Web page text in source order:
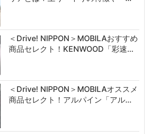
＜Drive! NIPPON＞MOBILAおすすめ
商品セレクト！KENWOOD「彩速…
＜Drive! NIPPON＞MOBILAオススメ
商品セレクト！アルパイン「アル…